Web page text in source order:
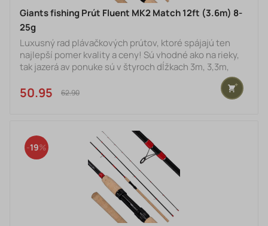
Giants fishing Prút Fluent MK2 Match 12ft (3.6m) 8-
25g
Luxusný rad plávačkových prútov, ktoré spájajú ten
najlepší pomer kvality a ceny! Sú vhodné ako na rieky,
tak jazerá av ponuke sú v štyroch dĺžkach 3m, 3,3m,
3,6m a 3,9m. Tieto plávačkové prúty sú vyrobené z
vysoko modulového grafitu IM8 a majú stredne rýchlu
akciu. Prút je navyše zosilnený v často namáhavých
akcii. Prút je osadený kvalitnými dvojito viazaný
50.95 €62.90 €
19